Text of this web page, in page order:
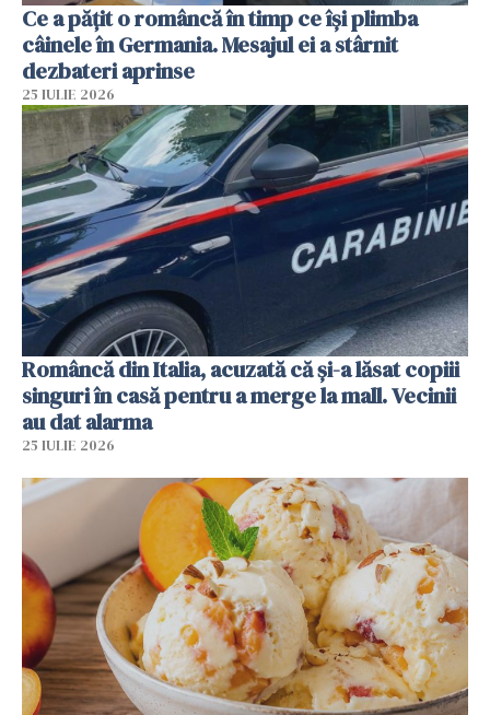
Ce a pățit o româncă în timp ce își plimba
câinele în Germania. Mesajul ei a stârnit
dezbateri aprinse
25 IULIE 2026
Româncă din Italia, acuzată că și-a lăsat copiii
singuri în casă pentru a merge la mall. Vecinii
au dat alarma
25 IULIE 2026